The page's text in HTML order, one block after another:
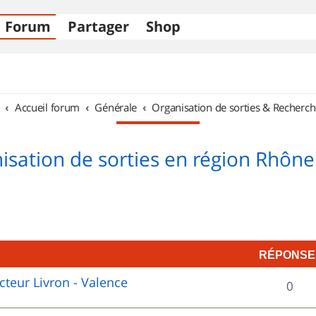
Forum Partager Shop
Accueil forum Générale Organisation de sorties &
de sorties en région
Livron - Valence 0R
é